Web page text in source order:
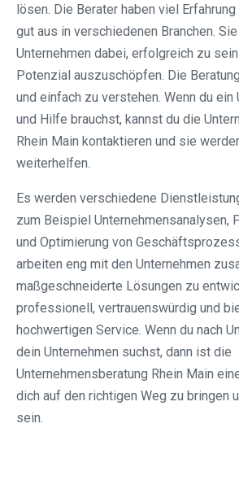
lösen. Die Berater haben viel
gut aus in verschiedenen Branchen.
Unternehmen dabei, erfolgreich zu
Potenzial auszuschöpfen. Die
und einfach zu verstehen. Wenn du ein
und Hilfe brauchst, kannst du die
Rhein Main kontaktieren und sie
weiterhelfen.
Es werden verschiedene
zum Beispiel Unternehmensanalysen,
und Optimierung von
arbeiten eng mit den Unternehmen
maßgeschneiderte Lösungen zu
professionell, vertrauenswürdig und
hochwertigen Service. Wenn du nach
dein Unternehmen suchst, dann ist die
Unternehmensberatung Rhein Main
dich auf den richtigen Weg zu bringen
sein.